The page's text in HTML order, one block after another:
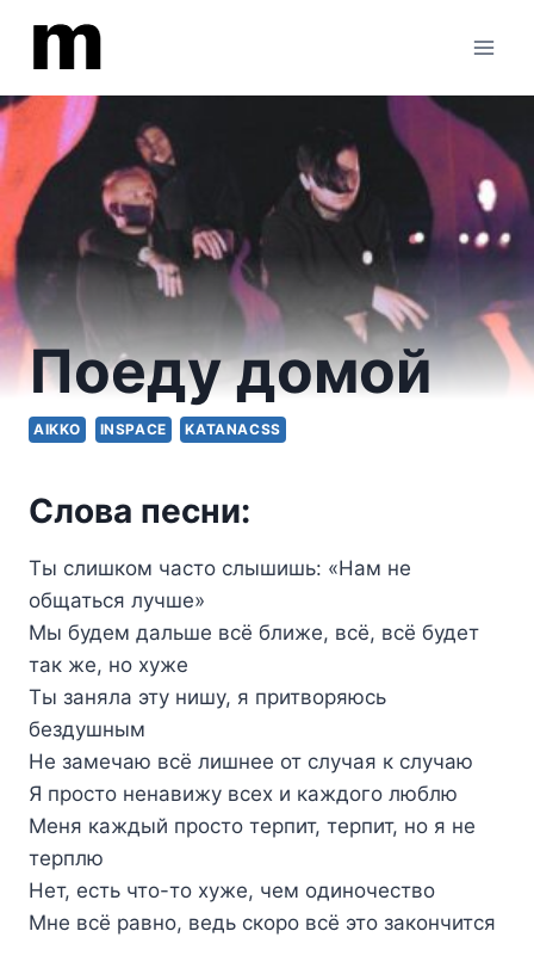
Поеду домой
AIKKO INSPACE KATANACSS
Слова песни:
Ты слишком часто слышишь: «Нам не
общаться лучше»
Мы будем дальше всё ближе, всё, всё будет
так же, но хуже
Ты заняла эту нишу, я притворяюсь
бездушным
Не замечаю всё лишнее от случая к случаю
Я просто ненавижу всех и каждого люблю
Меня каждый просто терпит, терпит, но я не
терплю
Нет, есть что-то хуже, чем одиночество
Мне всё равно, ведь скоро всё это закончится